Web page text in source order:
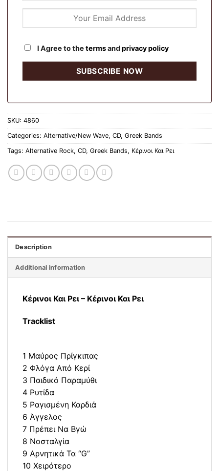
I Agree to the termsandprivacy policy
SKU: 4860
Categories: Alternative/New Wave, CD, Greek Bands
Tags: Alternative Rock, CD, Greek Bands, Κέρινοι Και Ρει
Description
Additional information
Κέρινοι Και Ρει ‎– Κέρινοι Και Ρει
Tracklist
1 Μαύρος Πρίγκιπας
2 Φλόγα Από Κερί
3 Παιδικό Παραμύθι
4 Ρυτίδα
5 Ραγισμένη Καρδιά
6 Άγγελος
7 Πρέπει Να Βγώ
8 Νοσταλγία
9 Αρνητικά Τα “G”
10 Χειρότερο